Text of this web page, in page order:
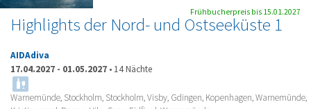
Highlights der Nord- und Ostseeküste 1
AIDAdiva
17.04.2027 - 01.05.2027 • 14 Nächte
Warnemünde, Stockholm, Stockholm, Visby, Gdingen, Kopenhagen, Warnemünde,
Frühbucherpreis bis 15.01.2027